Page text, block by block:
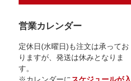
営業カレンダー
定休日(水曜日)も注文は承ってお
りますが、発送は休みとなりま
す。